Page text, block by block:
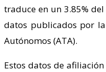
traduce en un 3.85%
datos publicados por
Autónomos (ATA).
Estos datos de